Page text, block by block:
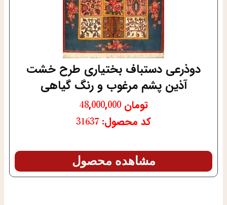
دوذرعی دستباف بختیاری طرح خشت
آذین پشم مرغوب و رنگ گیاهی
تومان 48,000,000
کد محصول: 31637
مشاهده محصول